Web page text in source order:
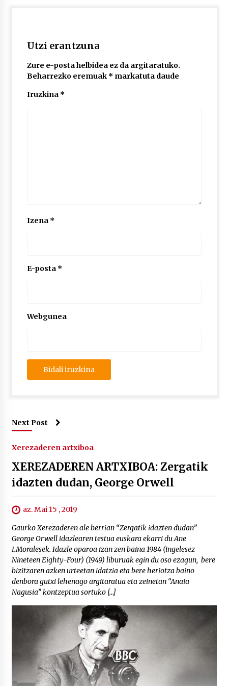
2026/07/02
Utzi erantzuna
Zure e-posta helbidea ez da argitaratuko.
Beharrezko eremuak * markatuta daude
Iruzkina *
Izena *
E-posta *
Webgunea
Next Post
Xerezaderen artxiboa
XEREZADEREN ARTXIBOA: Zergatik
idazten dudan, George Orwell
az. Mai 15 , 2019
Gaurko Xerezaderen ale berrian “Zergatik idazten dudan”
George Orwell idazlearen testua euskara ekarri du Ane
I.Moralesek. Idazle oparoa izan zen baina 1984 (ingelesez
Nineteen Eighty-Four) (1949) liburuak egin du oso ezagun, bere
bizitzaren azken urteetan idatzia eta bere heriotza baino
denbora gutxi lehenago argitaratua eta zeinetan “Anaia
Nagusia” kontzeptua sortuko […]